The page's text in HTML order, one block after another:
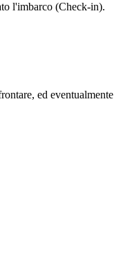
l'imbarco (Check-in).
ed eventualmente